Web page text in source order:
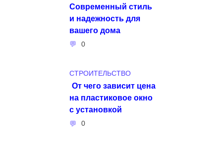
Современный стиль
и надежность для
вашего дома
0
СТРОИТЕЛЬСТВО
От чего зависит цена
на пластиковое окно
с установкой
0